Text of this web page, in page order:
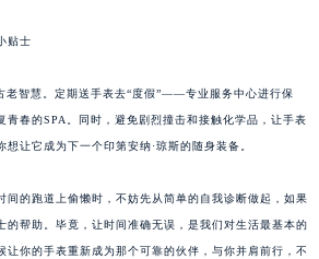
贴士
老智慧。定期送手表去“度假”——专业服务中心进行保
青春的SPA。同时，避免剧烈撞击和接触化学品，让手表
让它成为下一个印第安纳·琼斯的随身装备。
间的跑道上偷懒时，不妨先从简单的自我诊断做起，如果
的帮助。毕竟，让时间准确无误，是我们对生活最基本的
让你的手表重新成为那个可靠的伙伴，与你并肩前行，不